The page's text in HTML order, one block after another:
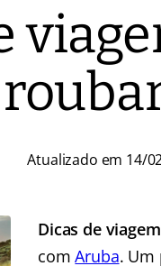
Atualizado em 14/
Dicas de
comAruba. Um